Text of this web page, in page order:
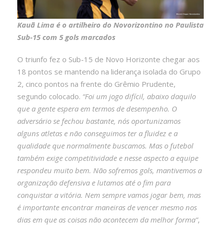
Kauã Lima é o artilheiro do Novorizontino no Paulista
Sub-15 com 5 gols marcados
O triunfo fez o Sub-15 de Novo Horizonte chegar aos
18 pontos se mantendo na liderança isolada do Grupo
2, cinco pontos na frente do Grêmio Prudente,
segundo colocado. “Foi um jogo difícil, abaixo daquilo
que a gente espera em termos de desempenho. O
adversário se fechou bastante, nós oportunizamos
alguns atletas e não conseguimos ter a fluidez e a
qualidade que normalmente buscamos. Mas o futebol
também exige competitividade e nesse aspecto a equipe
respondeu muito bem. Não sofremos gols, mantivemos a
organização defensiva e lutamos até o fim para
conquistar a vitória. Nem sempre vamos jogar bem, mas
é importante encontrar maneiras de vencer mesmo nos
dias em que as coisas não acontecem da melhor forma”,